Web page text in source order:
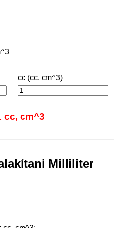
cc (cc, cm^3)
cc, cm^3
Milliliter